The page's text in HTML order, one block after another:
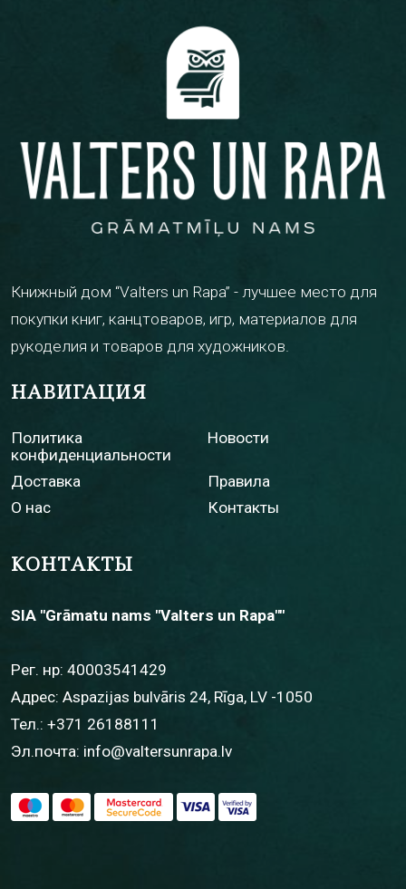
Книжный дом “Valters un Rapa” - лучшее место для
покупки книг, канцтоваров, игр, материалов для
рукоделия и товаров для художников.
НАВИГАЦИЯ
Политика
конфиденциальности
Новости
Доставка
Правила
О нас
Контакты
КОНТАКТЫ
SIA "Grāmatu nams "Valters un Rapa""
Рег. нр: 40003541429
Адрес: Aspazijas bulvāris 24, Rīga, LV -1050
Тел.: +371 26188111
Эл.почта: info@valtersunrapa.lv